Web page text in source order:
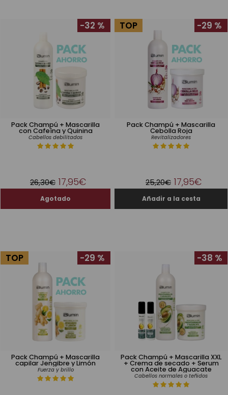
Pack Champú + Mascarilla
con Cafeína y Quinina
Cabellos debilitados
-32 %
26,30€ 17,95€
Pack Champú + Mascarilla
Cebolla Roja
Revitalizadores
TOP -29 %
25,20€ 17,95€
Pack Champú + Mascarilla
capilar Jengibre y Limón
Fuerza y brillo
TOP -29 %
Pack Champú + Mascarilla XXL
+ Crema de secado + Serum
con Aceite de Aguacate
Cabellos normales o teñidos
-38 %